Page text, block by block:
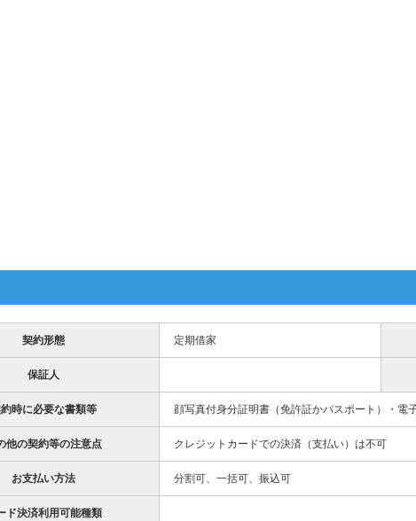
契約形態 定期借家
保証人
時に必要な書類等 顔写真付身分証明書（免許証かパスポート）・電
他の契約等の注意点 クレジットカードでの決済（支払い）は不可
お支払い方法 分割可、一括可、振込可
ド決済利用可能種類